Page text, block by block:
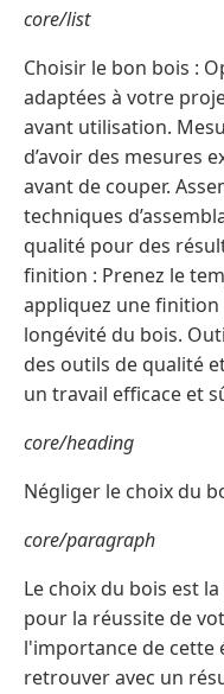
core/list
Choisir le bon bois :
adaptées à votre
avant utilisation.
d’avoir des mesures
avant de couper.
techniques
qualité pour des
finition : Prenez le
appliquez une
longévité du bois.
des outils de qualité
un travail efficace et
core/heading
Négliger le choix du
core/paragraph
Le choix du bois est
pour la réussite de
l'importance de cette
retrouver avec un